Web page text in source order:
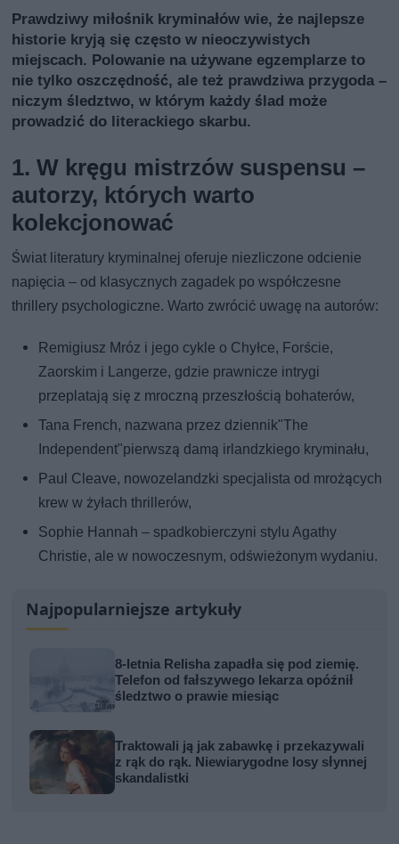
Prawdziwy miłośnik kryminałów wie, że najlepsze
historie kryją się często w nieoczywistych
miejscach. Polowanie na używane egzemplarze to
nie tylko oszczędność, ale też prawdziwa przygoda –
niczym śledztwo, w którym każdy ślad może
prowadzić do literackiego skarbu.
1. W kręgu mistrzów suspensu –
autorzy, których warto
kolekcjonować
Świat literatury kryminalnej oferuje niezliczone odcienie
napięcia – od klasycznych zagadek po współczesne
thrillery psychologiczne. Warto zwrócić uwagę na autorów:
Remigiusz Mróz i jego cykle o Chyłce, Forście,
Zaorskim i Langerze, gdzie prawnicze intrygi
przeplatają się z mroczną przeszłością bohaterów,
Tana French, nazwana przez dziennik"The
Independent"pierwszą damą irlandzkiego kryminału,
Paul Cleave, nowozelandzki specjalista od mrożących
krew w żyłach thrillerów,
Sophie Hannah – spadkobierczyni stylu Agathy
Christie, ale w nowoczesnym, odświeżonym wydaniu.
Najpopularniejsze artykuły
8-letnia Relisha zapadła się pod ziemię.
Telefon od fałszywego lekarza opóźnił
śledztwo o prawie miesiąc
Traktowali ją jak zabawkę i przekazywali
z rąk do rąk. Niewiarygodne losy słynnej
skandalistki